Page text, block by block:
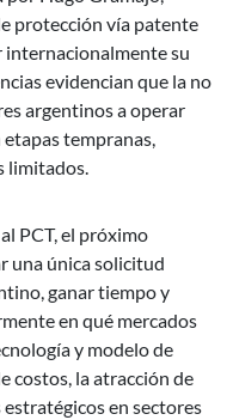
protección vía patente
internacionalmente su
evidencian que la no
argentinos a operar
tempranas,
limitados.
PCT, el próximo
una única solicitud
ganar tiempo y
en qué mercados
y modelo de
costos, la atracción de
en sectores